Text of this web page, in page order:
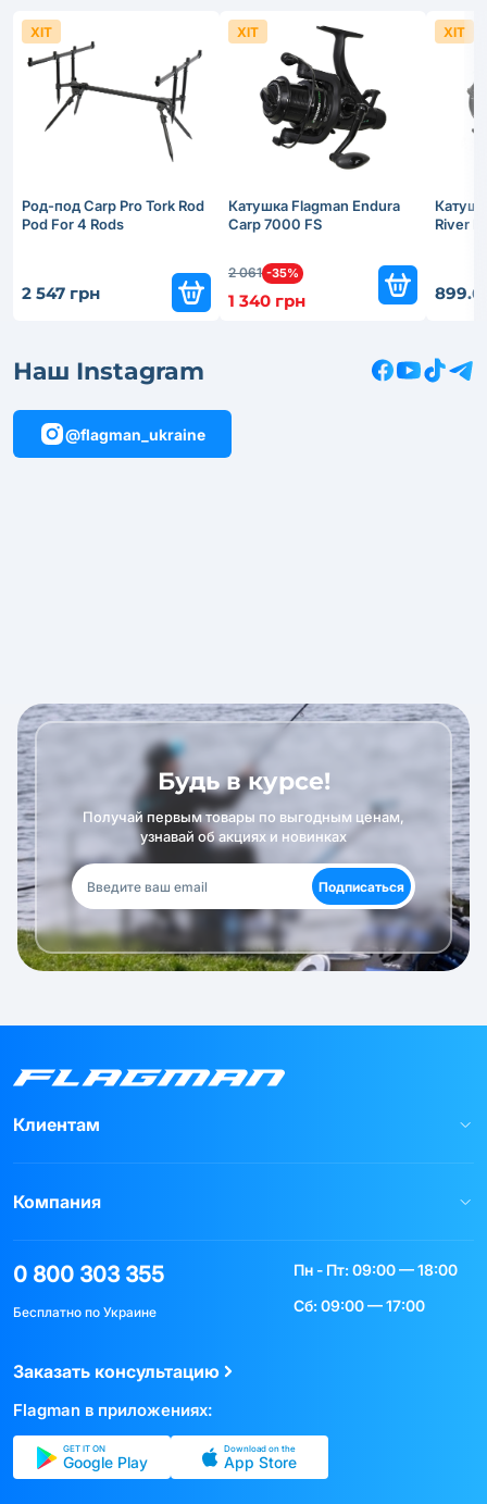
Род-под Carp Pro Tork Rod
Pod For 4 Rods
2 547 грн
ХІТ
Катушка Flagman Endura
Carp 7000 FS
2 061 -35%
1 340 грн
ХІТ
River
899.6
ХІТ
Наш Instagram
@flagman_ukraine
Будь в курсе!
Получай первым товары по выгодным ценам,
узнавай об акциях и новинках
Подписаться
Клиентам
Компания
0 800 303 355
Бесплатно по Украине
Пн - Пт: 09:00 — 18:00
Сб: 09:00 — 17:00
Заказать консультацию
Flagman в приложениях:
GET IT ON
Google Play
Download on the
App Store